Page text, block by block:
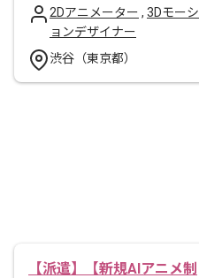
2Dアニメーター , 3Dモーシ
ョンデザイナー
渋谷（東京都）
【派遣】【新規AIアニメ制